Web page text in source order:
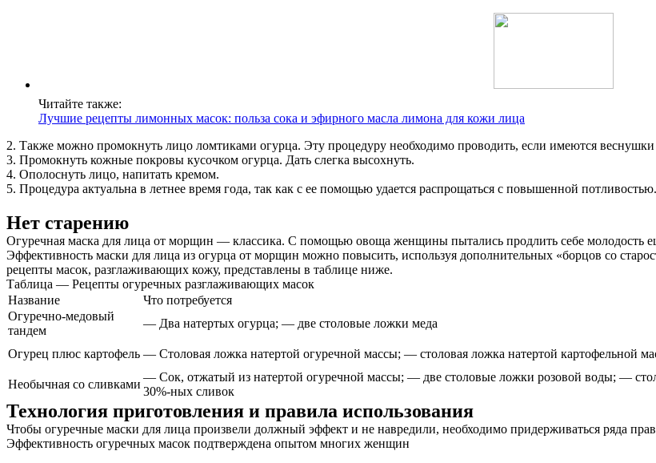
Читайте также:
Лучшие рецепты лимонных масок: польза сока и эфирного масла лимона для кожи лица
2. Также можно промокнуть лицо ломтиками огурца. Эту процедуру необходимо проводить, если имеются
3. Промокнуть кожные покровы кусочком огурца. Дать слегка высохнуть.
4. Ополоснуть лицо, напитать кремом.
5. Процедура актуальна в летнее время года, так как с ее помощью удается распрощаться с повышенной потливостью.
Нет старению
Огуречная маска для лица от морщин — классика. С помощью овоща женщины пытались продлить себе молодость
Эффективность маски для лица из огурца от морщин можно повысить, используя дополнительных «борцов со
рецепты масок, разглаживающих кожу, представлены в таблице ниже.
Таблица — Рецепты огуречных разглаживающих масок
Название
Что потребуется
Огуречно-медовый
тандем
— Два натертых огурца; — две столовые ложки меда
Огурец плюс картофель — Столовая ложка натертой огуречной массы; — столовая ложка натертой картофельной
Необычная со сливками
— Сок, отжатый из натертой огуречной массы; — две столовые ложки розовой воды; —
30%-ных сливок
Технология приготовления и правила использования
Чтобы огуречные маски для лица произвели должный эффект и не навредили, необходимо придерживаться ряда
Эффективность огуречных масок подтверждена опытом многих женщин